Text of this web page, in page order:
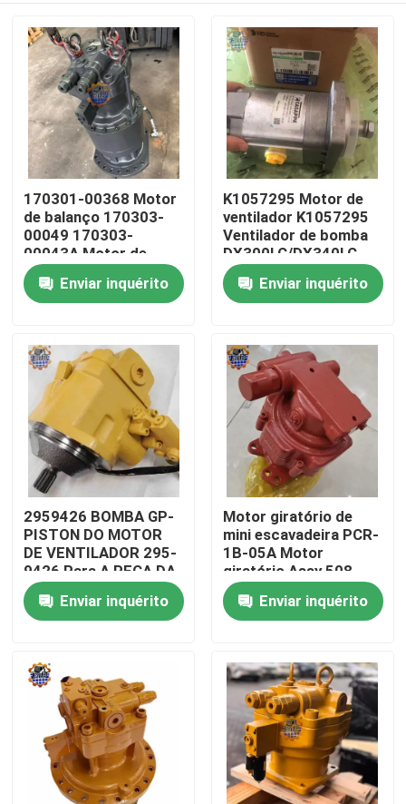
Casa
Sobre nós
Excursão da fábrica
Controle da qualidade
Contacte-nos
Notícia
Peça umas citações
Máquina escavadora Final Drive Motor
Máquina escavadora Swing Motor
170301-00368 Motor
de balanço 170303-
00049 170303-
00043A Motor de
balanço DX500 Motor
de lemeEnviar inquérito
K1057295 Motor de
ventilador K1057295
Ventilador de bomba
DX300LC/DX340LC
Partes de escavadeira
Enviar inquérito
2959426 BOMBA GP-
PISTON DO MOTOR
DE VENTILADOR 295-
9426 Para A PEÇA DA
MÁQUINA
ESCAVADORA
CAT345D E345D
Enviar inquérito
Motor giratório de
mini escavadeira PCR-
1B-05A Motor
giratório Assy 508-
1313 Para
escavadeira
Enviar inquérito